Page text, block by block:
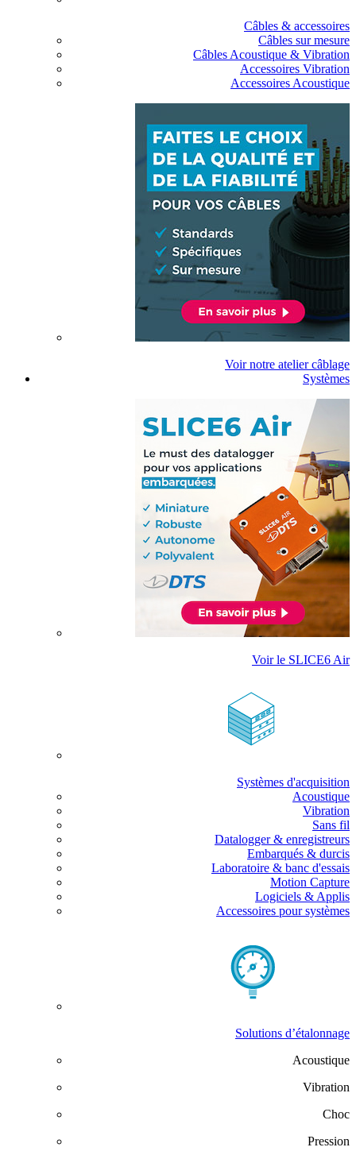
Câbles & accessoires
Câbles sur mesure
Câbles Acoustique & Vibration
Accessoires Vibration
Accessoires Acoustique
Voir notre atelier câblage
Systèmes
Voir le SLICE6 Air
Systèmes d'acquisition
Acoustique
Vibration
Sans fil
Datalogger & enregistreurs
Embarqués & durcis
Laboratoire & banc d'essais
Motion Capture
Logiciels & Applis
Accessoires pour systèmes
Solutions d’étalonnage
Acoustique
Vibration
Choc
Pression